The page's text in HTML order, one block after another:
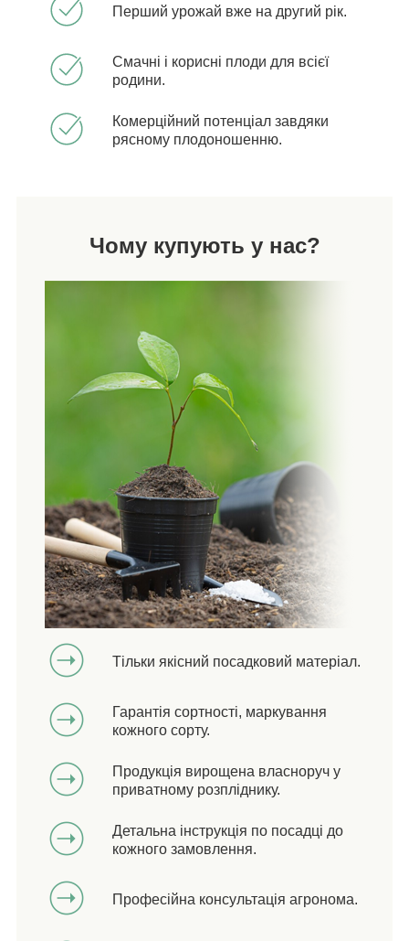
Перший урожай вже на другий рік.
Смачні і корисні плоди для всієї
родини.
Комерційний потенціал завдяки
рясному плодоношенню.
Чому купують у нас?
Тільки якісний посадковий матеріал.
Гарантія сортності, маркування
кожного сорту.
Продукція вирощена власноруч у
приватному розпліднику.
Детальна інструкція по посадці до
кожного замовлення.
Професійна консультація агронома.